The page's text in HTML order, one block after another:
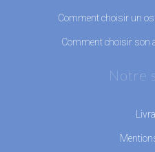
Comment choisir un
Comment choisir son
Notre